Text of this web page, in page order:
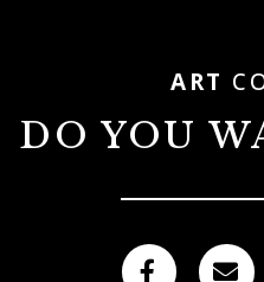
ART
DO YOU